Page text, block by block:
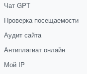
Чат GPT
Проверка посещаемости
Аудит сайта
Антиплагиат онлайн
Мой IP